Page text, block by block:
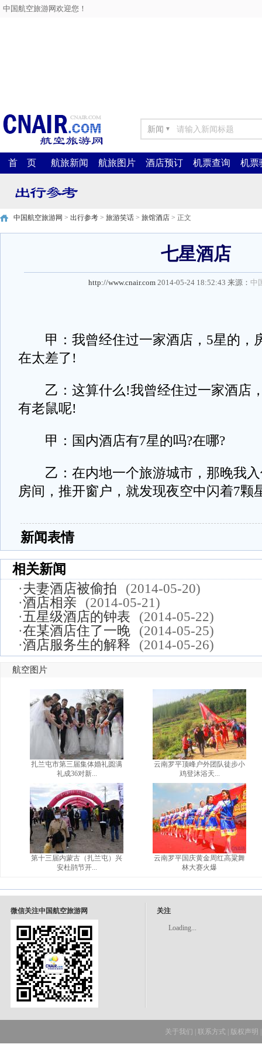
中国航空旅游网欢迎您！
新闻 ▼
首 页 航旅新闻 航旅图片 酒店预订 机票查询 机票
中国航空旅游网 > 出行参考 > 旅游笑话 > 旅馆酒店 > 正文
七星酒店
http://www.cnair.com 2014-05-24 18:52:43 来源： 中
甲：我曾经住过一家酒店，5星的，
在太差了!
乙：这算什么!我曾经住过一家酒店
有老鼠呢!
甲：国内酒店有7星的吗?在哪?
乙：在内地一个旅游城市，那晚我入
房间，推开窗户，就发现夜空中闪着7颗
新闻表情
相关新闻
·夫妻酒店被偷拍
(2014-05-20)
·酒店相亲
(2014-05-21)
·五星级酒店的钟表
(2014-05-22)
·在某酒店住了一晚
(2014-05-25)
·酒店服务生的解释 (2014-05-26)
航空图片
扎兰屯市第三届集体婚礼圆满
礼成36对新...
第十三届内蒙古（扎兰屯）兴
安杜鹃节开...
云南罗平顶峰户外团队徒步小
鸡登沐浴天...
云南罗平国庆黄金周红高粱舞
林大赛火爆
微信关注中国航空旅游网 关注
Loading...
关于我们 联系方式 版权声明